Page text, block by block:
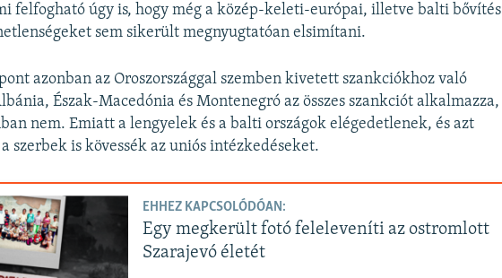
felfogható úgy is, hogy még a közép-keleti-európai, illetve balti bővítés
sem sikerült megnyugtatóan elsimítani.
azonban az Oroszországgal szemben kivetett szankciókhoz való
Észak-Macedónia és Montenegró az összes szankciót alkalmazza,
nem. Emiatt a lengyelek és a balti országok elégedetlenek, és azt
szerbek is kövessék az uniós intézkedéseket.
EHHEZ KAPCSOLÓDÓAN:
Egy megkerült fotó feleleveníti az ostromlott
Szarajevó életét